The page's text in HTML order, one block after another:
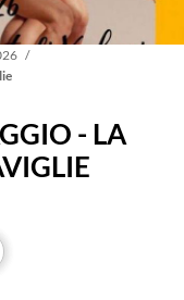
- LA